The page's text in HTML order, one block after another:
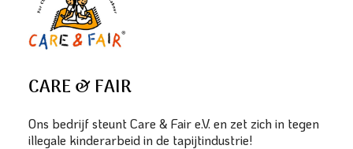
CARE & FAIR
Ons bedrijf steunt Care & Fair e.V. en zet zich in tegen
illegale kinderarbeid in de tapijtindustrie!